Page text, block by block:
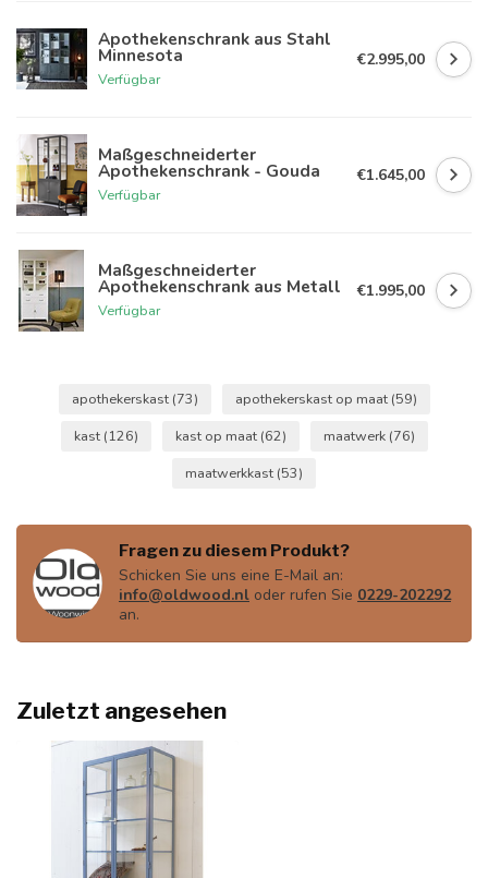
Apothekenschrank aus Stahl
Minnesota
Verfügbar
€2.995,00
Maßgeschneiderter
Apothekenschrank - Gouda
Verfügbar
€1.645,00
Maßgeschneiderter
Apothekenschrank aus Metall
Verfügbar
€1.995,00
apothekerskast (73) apothekerskast op maat (59)
kast (126) kast op maat (62) maatwerk (76)
maatwerkkast (53)
Fragen zu diesem Produkt?
Schicken Sie uns eine E-Mail an:
info@oldwood.nl oder rufen Sie 0229-202292
an.
Zuletzt angesehen